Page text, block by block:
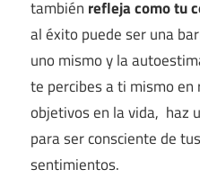
también refleja como tu
al éxito puede ser una
uno mismo y la
te percibes a ti mismo
objetivos en la vida, haz
para ser consciente de
sentimientos.